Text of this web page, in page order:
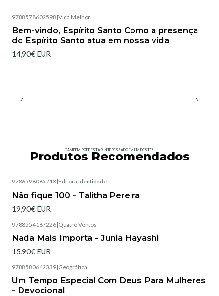
9788578602598|Vida Melhor
Bem-vindo, Espírito Santo Como a presença
do Espírito Santo atua em nossa vida
14,90€ EUR
TAMBÉM PODE ESTAR INTERESSADO EM UM DESTES
Produtos Recomendados
9786598065713 |Editora Identidade
Não fique 100 - Talitha Pereira
19,90€ EUR
9788554167226|Quatro Ventos
Nada Mais Importa - Junia Hayashi
15,90€ EUR
9788580642339|Geográfica
Um Tempo Especial Com Deus Para Mulheres
- Devocional